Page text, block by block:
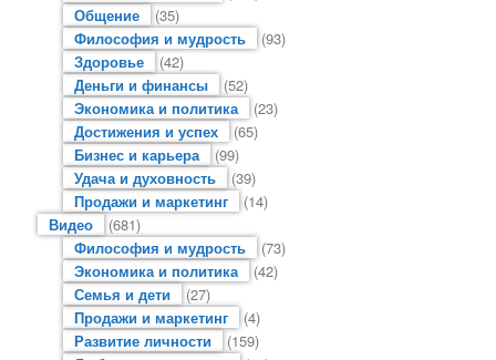
Общение
(35)
Философия и мудрость
(93)
Здоровье
(42)
Деньги и финансы
(52)
Экономика и политика
(23)
Достижения и успех
(65)
Бизнес и карьера
(99)
Удача и духовность
(39)
Продажи и маркетинг
(14)
Видео
(681)
Философия и мудрость
(73)
Экономика и политика
(42)
Семья и дети
(27)
Продажи и маркетинг
(4)
Развитие личности
(159)